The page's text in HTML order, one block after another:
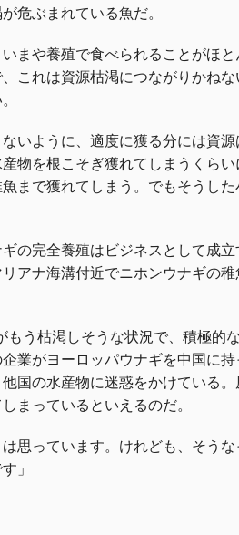
危ぶまれている魚だ。
まや養殖で食べられることがほ
これは資源枯渇につながりかね
いように、適度に獲る分には資源
物を根こそぎ獲れてしまうくら
まで獲れてしまう。でもそうし
の完全養殖はビジネスとして成
アナ海溝付近でニホンウナギの
う枯渇しそうな状況で、積極的
業がヨーロッパウナギを中国に
国の水産物に迷惑をかけている
まっているといえるのだ。
思っています。けれども、そう
」